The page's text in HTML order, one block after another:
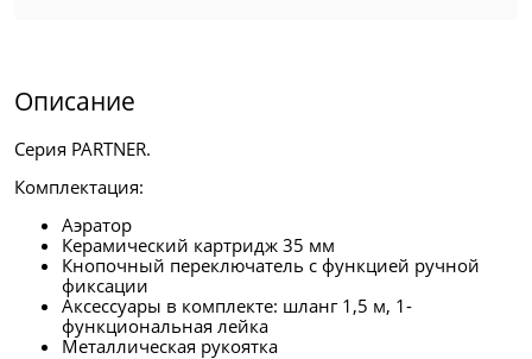
Описание
Серия PARTNER.
Комплектация:
Аэратор
Керамический картридж 35 мм
Кнопочный переключатель с функцией ручной
фиксации
Аксессуары в комплекте: шланг 1,5 м, 1-
функциональная лейка
Металлическая рукоятка